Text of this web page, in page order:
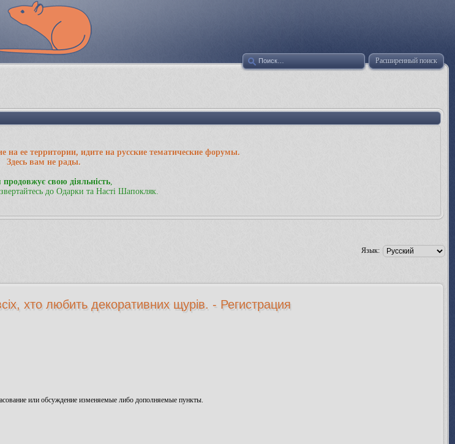
Расширенный поиск
ее территории, идите на русские тематические форумы.
Здесь вам не рады.
свою діяльність
до Одарки та Насті Шапокляк.
Язык:
хто любить декоративних щурів. - Регистрация
или обсуждение изменяемые либо дополняемые пункты.